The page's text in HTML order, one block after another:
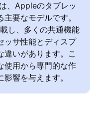
、Appleのタブレッ
要なモデルです。
し、多くの共通機能
ッサ性能とディスプ
違いがあります。こ
使用から専門的な作
響を与えます。